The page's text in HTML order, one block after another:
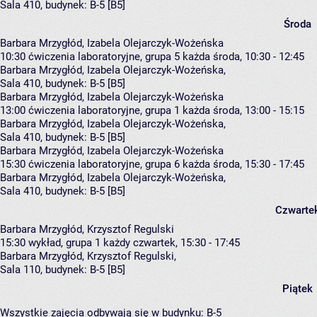
Sala 410, budynek: B-5 [B5]
Środa
Barbara Mrzygłód, Izabela Olejarczyk-Wożeńska
10:30 ćwiczenia laboratoryjne, grupa 5 każda środa, 10:30 - 12:45
Barbara Mrzygłód, Izabela Olejarczyk-Wożeńska,
Sala 410, budynek: B-5 [B5]
Barbara Mrzygłód, Izabela Olejarczyk-Wożeńska
13:00 ćwiczenia laboratoryjne, grupa 1 każda środa, 13:00 - 15:15
Barbara Mrzygłód, Izabela Olejarczyk-Wożeńska,
Sala 410, budynek: B-5 [B5]
Barbara Mrzygłód, Izabela Olejarczyk-Wożeńska
15:30 ćwiczenia laboratoryjne, grupa 6 każda środa, 15:30 - 17:45
Barbara Mrzygłód, Izabela Olejarczyk-Wożeńska,
Sala 410, budynek: B-5 [B5]
Barbara Mrzygłód, Krzysztof Regulski
15:30 wykład, grupa 1 każdy czwartek, 15:30 - 17:45
Barbara Mrzygłód, Krzysztof Regulski,
Sala 110, budynek: B-5 [B5]
Piątek
Wszystkie zajęcia odbywają się w budynku: B-5